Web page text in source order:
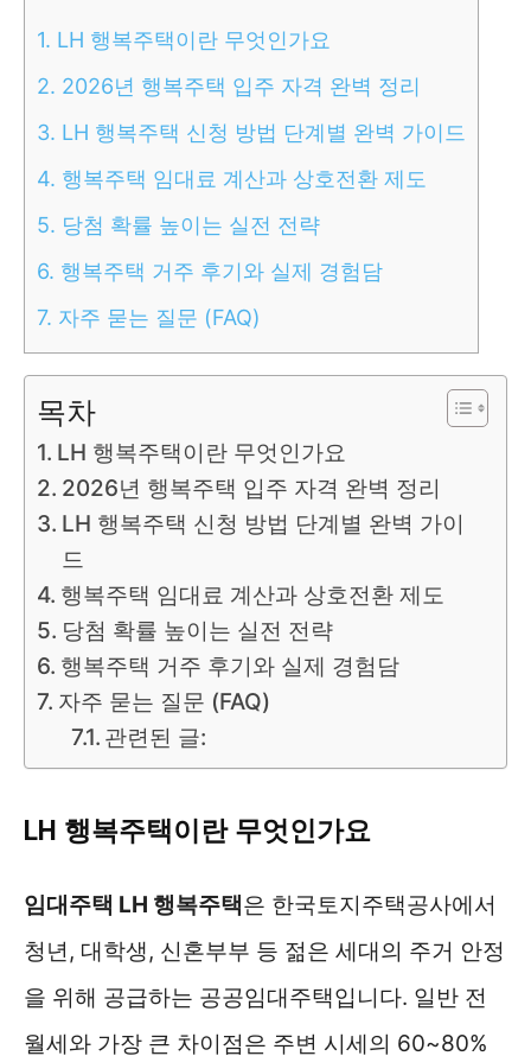
1. LH 행복주택이란 무엇인가요
2. 2026년 행복주택 입주 자격 완벽 정리
3. LH 행복주택 신청 방법 단계별 완벽 가이드
4. 행복주택 임대료 계산과 상호전환 제도
5. 당첨 확률 높이는 실전 전략
6. 행복주택 거주 후기와 실제 경험담
7. 자주 묻는 질문 (FAQ)
목차
LH 행복주택이란 무엇인가요
2026년 행복주택 입주 자격 완벽 정리
LH 행복주택 신청 방법 단계별 완벽 가이
드
행복주택 임대료 계산과 상호전환 제도
당첨 확률 높이는 실전 전략
행복주택 거주 후기와 실제 경험담
자주 묻는 질문 (FAQ)
관련된 글:
LH 행복주택이란 무엇인가요
임대주택 LH 행복주택은 한국토지주택공사에서
청년, 대학생, 신혼부부 등 젊은 세대의 주거 안정
을 위해 공급하는 공공임대주택입니다. 일반 전
월세와 가장 큰 차이점은 주변 시세의 60~80%